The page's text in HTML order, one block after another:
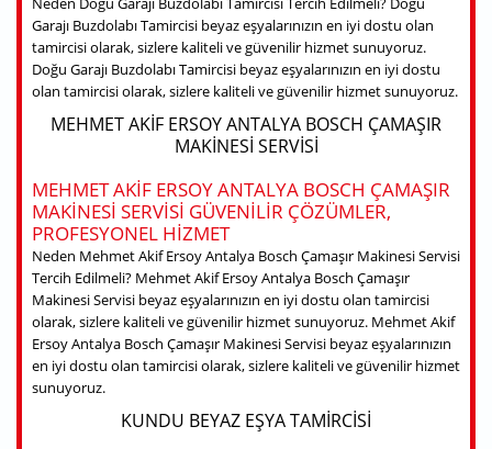
Garajı Buzdolabı Tamircisi beyaz eşyalarınızın en iyi dostu olan
tamircisi olarak, sizlere kaliteli ve güvenilir hizmet sunuyoruz.
Doğu Garajı Buzdolabı Tamircisi beyaz eşyalarınızın en iyi dostu
olan tamircisi olarak, sizlere kaliteli ve güvenilir hizmet sunuyoruz.
MEHMET AKIF ERSOY ANTALYA BOSCH ÇAMAŞIR
MAKINESI SERVISI
MEHMET AKIF ERSOY ANTALYA BOSCH ÇAMAŞIR
MAKINESI SERVISI GÜVENILIR ÇÖZÜMLER,
PROFESYONEL HIZMET
Neden Mehmet Akif Ersoy Antalya Bosch Çamaşır Makinesi Servisi
Tercih Edilmeli? Mehmet Akif Ersoy Antalya Bosch Çamaşır
Makinesi Servisi beyaz eşyalarınızın en iyi dostu olan tamircisi
olarak, sizlere kaliteli ve güvenilir hizmet sunuyoruz. Mehmet Akif
Ersoy Antalya Bosch Çamaşır Makinesi Servisi beyaz eşyalarınızın
en iyi dostu olan tamircisi olarak, sizlere kaliteli ve güvenilir hizmet
sunuyoruz.
KUNDU BEYAZ EŞYA TAMIRCISI